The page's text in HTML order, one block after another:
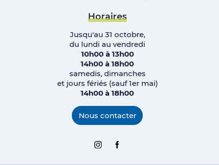
Horaires
Jusqu'au 31 octobre,
du lundi au vendredi
10h00 à 13h00
14h00 à 18h00
samedis, dimanches
et jours fériés (sauf 1er mai)
14h00 à 18h00
Nous contacter
InstagramFacebook